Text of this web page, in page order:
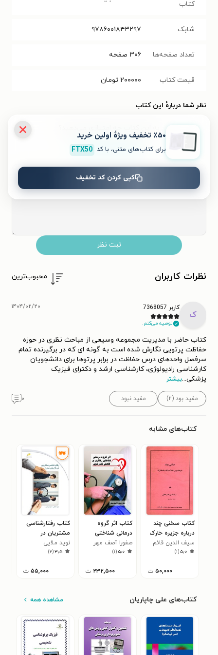
کتاب
شابک ۹۷۸۶۰۰۱۸۴۳۲۹۷
تعداد صفحه‌ها ۳۰۶ صفحه
قیمت کتاب ۲۰۰۰۰۰ تومان
نظر شما دربارهٔ این کتاب
ثبت نظر
نظرات کاربران محبوب‌ترین
ک
کاربر 7368057
توصیه می‌کنم.
۱۴۰۴/۰۲/۲۰
کتاب حاضر با مدیریت مجموعه وسیعی از مباحث نظری در حوزه
حفاظت پرتویی نگارش شده است به گونه ای که در برگیرنده تمام
سرفصل واحدهای درس حفاظت در برابر پرتوها برای دانشجویان
کارشناسی رادیولوژی، کارشناسی ارشد و دکترای فیزیک
پزشکی...بیشتر
مفید بود (۲) مفید نبود ۰
کتاب‌های مشابه
کتاب سخنی چند
درباره جزیره خارک
و آثار باستانی آن
سیف الدین قائم
مقامی
۵٫۰(۱)
۵۰,۰۰۰ ت
کتاب اثر گروه
درمانی شناختی
رفتاری بر کاهش
‌فشارخون
صفورا آصف مهر
۵٫۰(۱)
۲۳۲,۵۰۰ ت
کتاب رفتارشناسی
مشتریان در
بازاریابی مدرن
نوید ملایی
۳٫۵(۲)
۵۵,۰۰۰ ت
کتاب‌های علی چاپاریان مشاهده همه
٪۵۰ تخفیف ویژۀ اولین خرید
برای کتاب‌های متنی، با کد FTX50
کپی کردن کد تخفیف